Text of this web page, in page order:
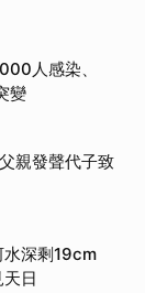
人感染、
變
親發聲代子致
水深剩19cm
日